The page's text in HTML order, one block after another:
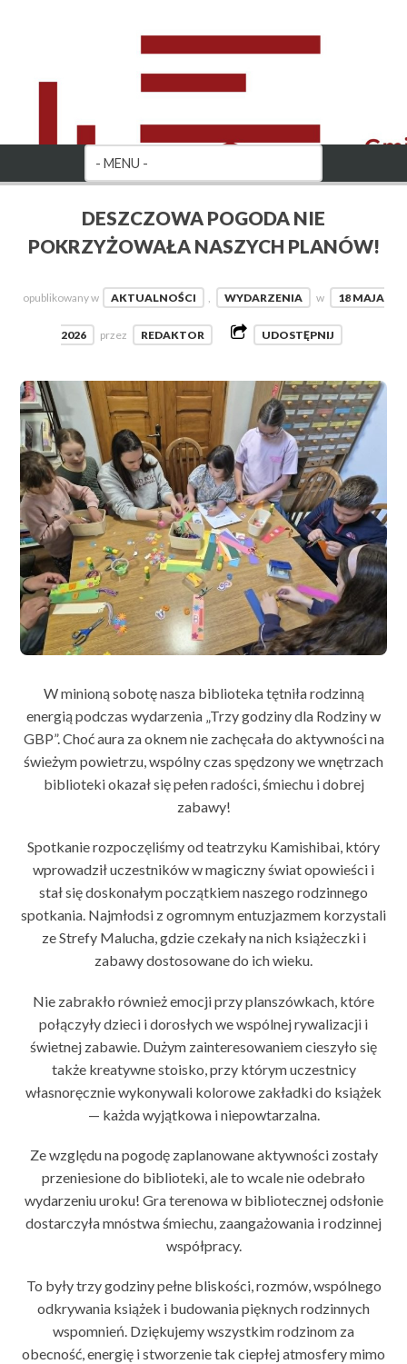
DESZCZOWA POGODA NIE
POKRZYŻOWAŁA NASZYCH PLANÓW!
opublikowany w AKTUALNOŚCI , WYDARZENIA w 18 MAJA
2026 przez REDAKTOR UDOSTĘPNIJ
W minioną sobotę nasza biblioteka tętniła rodzinną
energią podczas wydarzenia „Trzy godziny dla Rodziny w
GBP”. Choć aura za oknem nie zachęcała do aktywności na
świeżym powietrzu, wspólny czas spędzony we wnętrzach
biblioteki okazał się pełen radości, śmiechu i dobrej
zabawy!
Spotkanie rozpoczęliśmy od teatrzyku Kamishibai, który
wprowadził uczestników w magiczny świat opowieści i
stał się doskonałym początkiem naszego rodzinnego
spotkania. Najmłodsi z ogromnym entuzjazmem korzystali
ze Strefy Malucha, gdzie czekały na nich książeczki i
zabawy dostosowane do ich wieku.
Nie zabrakło również emocji przy planszówkach, które
połączyły dzieci i dorosłych we wspólnej rywalizacji i
świetnej zabawie. Dużym zainteresowaniem cieszyło się
także kreatywne stoisko, przy którym uczestnicy
własnoręcznie wykonywali kolorowe zakładki do książek
— każda wyjątkowa i niepowtarzalna.
Ze względu na pogodę zaplanowane aktywności zostały
przeniesione do biblioteki, ale to wcale nie odebrało
wydarzeniu uroku! Gra terenowa w bibliotecznej odsłonie
dostarczyła mnóstwa śmiechu, zaangażowania i rodzinnej
współpracy.
To były trzy godziny pełne bliskości, rozmów, wspólnego
odkrywania książek i budowania pięknych rodzinnych
wspomnień. Dziękujemy wszystkim rodzinom za
obecność, energię i stworzenie tak ciepłej atmosfery mimo